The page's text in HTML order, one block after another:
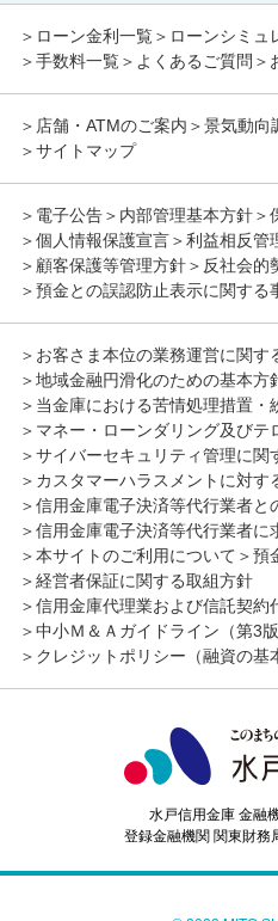
教育プラン
福祉プラン
子育て応援プラン
フリーローン
スマイルサポート
ポケットブック
その他のローン
シニアライフローン
カードローン
カードローン
みとしんきゃっする
みとしんシルバーきゃっ
カードローン〈ポケッタ
定期性預金
スーパー定期
大口定期
期日指定定期
変動金利定期
定期積金
財形預金
一般NISA
つみたてNISA
終身保険
定期保険
介護保険
傷害保険
ペット保険
住宅ローン関連火災保険
しんきんの共済制度
しんきんの共済制度
個人型確定拠出年金(iDeCo)
個人型確定拠出年金
各種相談会
年金相談会
貸金庫などの様々なサービス
個人向け〈みとしん〉ダ
スマホ口座開設アプリ
Bank Pay
遺言信託
貸金庫
デビットカードサービス
しんきん携帯電子マネーチ
マルチペイメント収納サ
スポーツくじｔｏｔｏ・
ローン金利一覧 ローンシミュ
手数料一覧
よくあるご質問
店舗・ATMのご案内 景気動向
サイトマップ
電子公告 内部管理基本方針
個人情報保護宣言
利益相反管
顧客保護等管理方針
反社会的
預金との誤認防止表示に関する
お客さま本位の業務運営に関す
地域金融円滑化のための基本方
当金庫における苦情処理措置・
マネー・ローンダリング及び
サイバーセキュリティ管理に関
カスタマーハラスメントに対す
信用金庫電子決済等代行業者と
信用金庫電子決済等代行業者に
本サイトのご利用について
預
経営者保証に関する取組方針
信用金庫代理業および信託契約
中小Ｍ＆Ａガイドライン（第3
クレジットポリシー（融資の基
水戸信用金庫 金融
登録金融機関 関東財務